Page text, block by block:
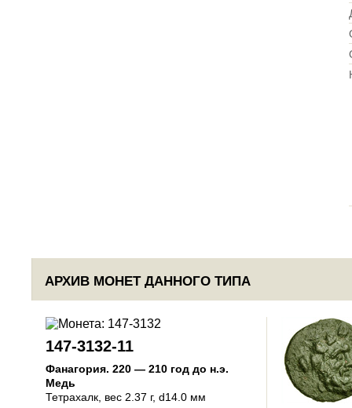
АРХИВ МОНЕТ ДАННОГО ТИПА
147-3132-11
Фанагория. 220 — 210 год до н.э.
Медь
Тетрахалк , вес 2.37 г, d14.0 мм